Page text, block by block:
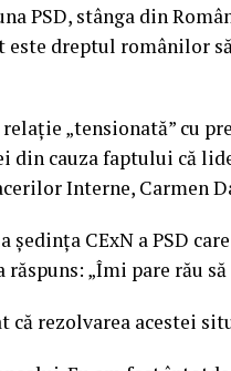
PSD, stânga din
este dreptul românilor
„tensionată” cu
din cauza faptului că
Interne, Carmen
şedinţa CExN a PSD
răspuns: „Îmi pare rău
că rezolvarea acestei